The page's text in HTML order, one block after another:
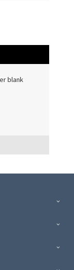
blank